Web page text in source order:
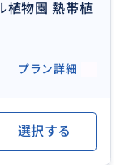
植物園 熱帯植
プラン詳細
選択する